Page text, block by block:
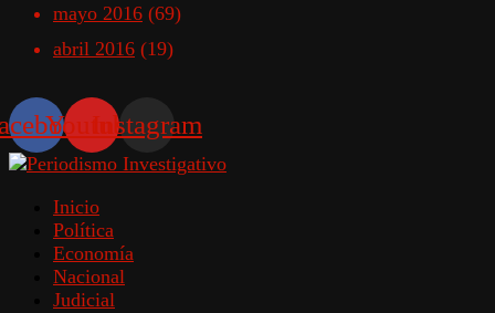
mayo 2016 (69)
abril 2016 (19)
YoutubeInstagram
Inicio
Política
Economía
Nacional
Judicial